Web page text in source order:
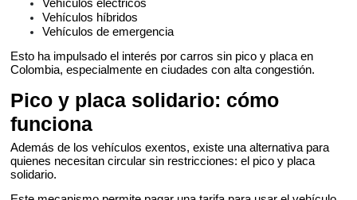
Vehículos eléctricos
Vehículos híbridos
Vehículos de emergencia
Esto ha impulsado el interés por carros sin pico y placa en
Colombia, especialmente en ciudades con alta congestión.
Pico y placa solidario: cómo
funciona
Además de los vehículos exentos, existe una alternativa para
quienes necesitan circular sin restricciones: el pico y placa
solidario.